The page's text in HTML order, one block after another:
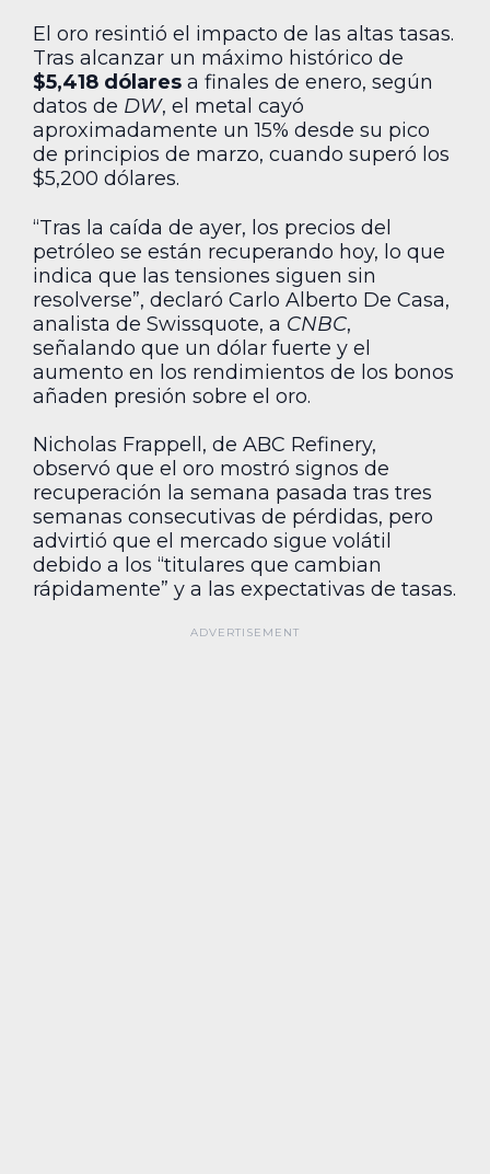
El oro resintió el impacto de las altas tasas.
Tras alcanzar un máximo histórico de
$5,418 dólares a finales de enero, según
datos de DW, el metal cayó
aproximadamente un 15% desde su pico
de principios de marzo, cuando superó los
$5,200 dólares.
“Tras la caída de ayer, los precios del
petróleo se están recuperando hoy, lo que
indica que las tensiones siguen sin
resolverse”, declaró Carlo Alberto De Casa,
analista de Swissquote, a CNBC,
señalando que un dólar fuerte y el
aumento en los rendimientos de los bonos
añaden presión sobre el oro.
Nicholas Frappell, de ABC Refinery,
observó que el oro mostró signos de
recuperación la semana pasada tras tres
semanas consecutivas de pérdidas, pero
advirtió que el mercado sigue volátil
debido a los “titulares que cambian
rápidamente” y a las expectativas de tasas.